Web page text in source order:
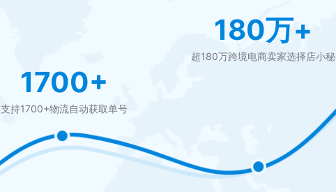
1700+
支持1700+物流自动获取单号
180万+
超180万跨境电商卖家选择店小秘